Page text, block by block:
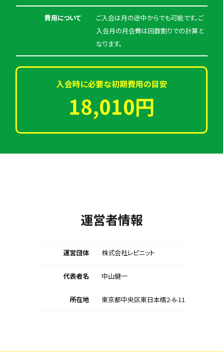
費用について
ご入会は月の途中からでも可能です。ご
入会月の月会費は回数割りでの計算と
なります。
入会時に必要な初期費用の目安
18,010円
運営者情報
運営団体 株式会社レピニット
代表者名 中山健一
所在地 東京都中央区東日本橋2-6-11